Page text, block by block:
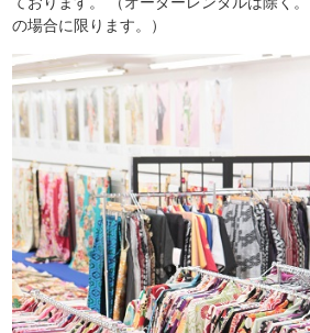
の場合に限ります。）